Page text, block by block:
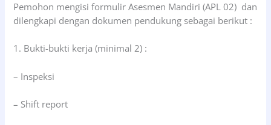
Pemohon mengisi formulir Asesmen Mandiri (APL 02) dan
dilengkapi dengan dokumen pendukung sebagai berikut :
1. Bukti-bukti kerja (minimal 2) :
– Inspeksi
– Shift report